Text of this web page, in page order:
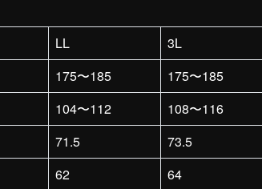
LL 3L
175〜185 175〜185
104〜112 108〜116
71.5 73.5
62 64